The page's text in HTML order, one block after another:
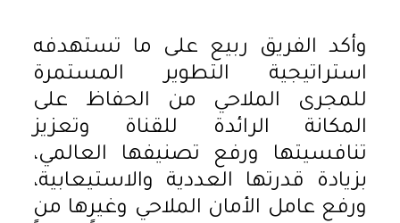
وأكد الفريق ربيع على ما تستهدفه
استراتيجية التطوير المستمرة
للمجرى الملاحي من الحفاظ على
المكانة الرائدة للقناة وتعزيز
تنافسيتها ورفع تصنيفها العالمي،
بزيادة قدرتها العددية والاستيعابية،
ورفع عامل الأمان الملاحي وغيرها من